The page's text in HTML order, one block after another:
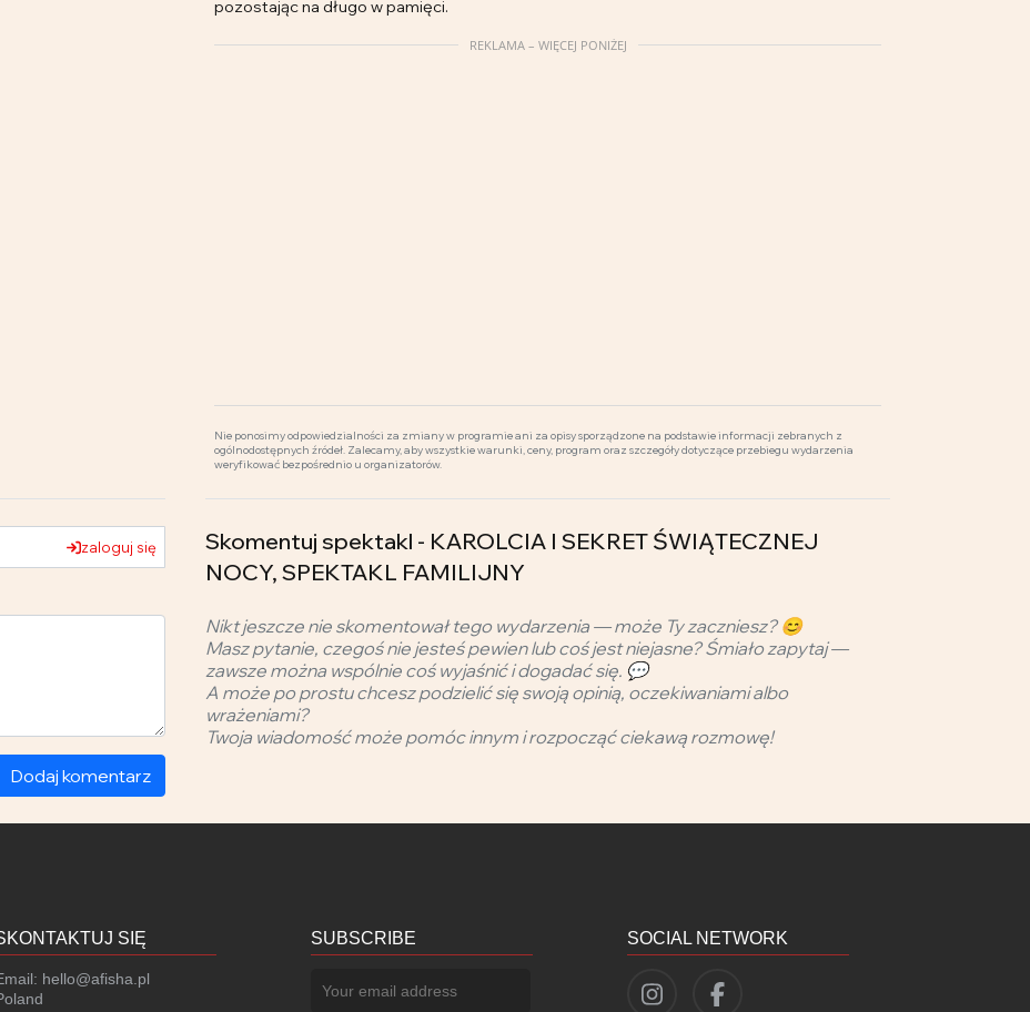
pozostając na długo w pamięci.
REKLAMA – WIĘCEJ PONIŻEJ
Nie ponosimy odpowiedzialności za zmiany w programie ani za opisy sporządzone na podstawie informacji zebranych z
ogólnodostępnych źródeł. Zalecamy, aby wszystkie warunki, ceny, program oraz szczegóły dotyczące przebiegu wydarzenia
weryfikować bezpośrednio u organizatorów.
zaloguj się
Dodaj komentarz
Skomentuj spektakl - KAROLCIA I SEKRET ŚWIĄTECZNEJ
NOCY, SPEKTAKL FAMILIJNY
Nikt jeszcze nie skomentował tego wydarzenia — może Ty zaczniesz? 😊
Masz pytanie, czegoś nie jesteś pewien lub coś jest niejasne? Śmiało zapytaj —
zawsze można wspólnie coś wyjaśnić i dogadać się. 💬
A może po prostu chcesz podzielić się swoją opinią, oczekiwaniami albo
wrażeniami?
Twoja wiadomość może pomóc innym i rozpocząć ciekawą rozmowę!
SIĘ
hello@afisha.pl
SUBSCRIBE SOCIAL NETWORK